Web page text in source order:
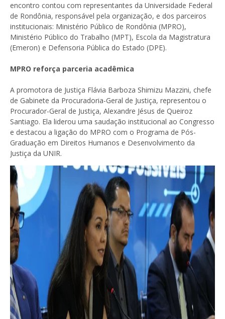
encontro contou com representantes da Universidade Federal
de Rondônia, responsável pela organização, e dos parceiros
institucionais: Ministério Público de Rondônia (MPRO),
Ministério Público do Trabalho (MPT), Escola da Magistratura
(Emeron) e Defensoria Pública do Estado (DPE).
MPRO reforça parceria acadêmica
A promotora de Justiça Flávia Barboza Shimizu Mazzini, chefe
de Gabinete da Procuradoria-Geral de Justiça, representou o
Procurador-Geral de Justiça, Alexandre Jésus de Queiroz
Santiago. Ela liderou uma saudação institucional ao Congresso
e destacou a ligação do MPRO com o Programa de Pós-
Graduação em Direitos Humanos e Desenvolvimento da
Justiça da UNIR.